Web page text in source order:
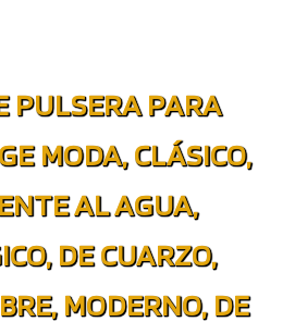
PULSERA PARA
MODA, CLÁSICO,
AL AGUA,
DE CUARZO,
MODERNO, DE